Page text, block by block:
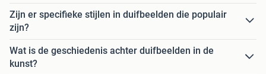
Zijn er specifieke stijlen in duifbeelden die populair
zijn?
Wat is de geschiedenis achter duifbeelden in de
kunst?